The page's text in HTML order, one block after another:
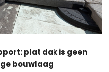
plat dak is geen
bouwlaag